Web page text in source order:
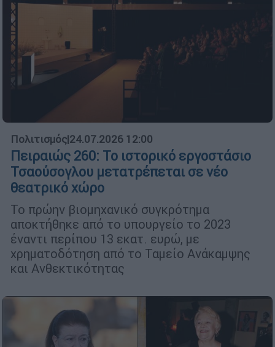
Πολιτισμός|24.07.2026 12:00
Πειραιώς 260: Το ιστορικό εργοστάσιο
Τσαούσογλου μετατρέπεται σε νέο
θεατρικό χώρο
Το πρώην βιομηχανικό συγκρότημα
αποκτήθηκε από το υπουργείο το 2023
έναντι περίπου 13 εκατ. ευρώ, με
χρηματοδότηση από το Ταμείο Ανάκαμψης
και Ανθεκτικότητας